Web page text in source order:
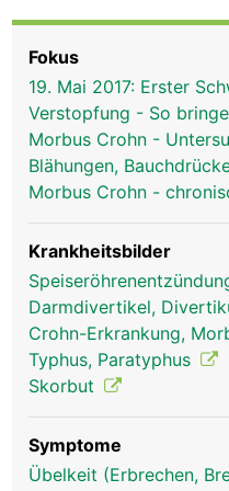
Dabei helfen die
Wichtige Nährstoffe
gelangen über die
sie gespeichert und
als Stuhl aus dem
wellenförmige
Fokus
19. Mai 2017: Erster
Verstopfung - So
Morbus Crohn -
Blähungen,
Morbus Crohn -
Krankheitsbilder
Darmdivertikel,
Crohn-Erkrankung,
Typhus, Paratyphus
Skorbut
Symptome
Übelkeit (Erbrechen,